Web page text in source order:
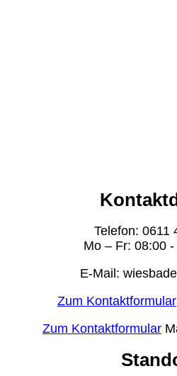
Telefon: 0611
Mo – Fr: 08:00
E-Mail:
Zum Kontaktformular
Zum Kontaktformular